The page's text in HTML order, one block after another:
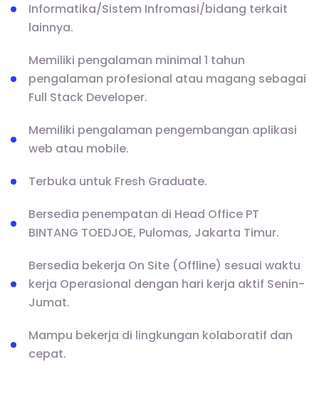
Informatika/Sistem Infromasi/bidang terkait
lainnya.
Memiliki pengalaman minimal 1 tahun
pengalaman profesional atau magang sebagai
Full Stack Developer.
Memiliki pengalaman pengembangan aplikasi
web atau mobile.
Terbuka untuk Fresh Graduate.
Bersedia penempatan di Head Office PT
BINTANG TOEDJOE, Pulomas, Jakarta Timur.
Bersedia bekerja On Site (Offline) sesuai waktu
kerja Operasional dengan hari kerja aktif Senin-
Jumat.
Mampu bekerja di lingkungan kolaboratif dan
cepat.